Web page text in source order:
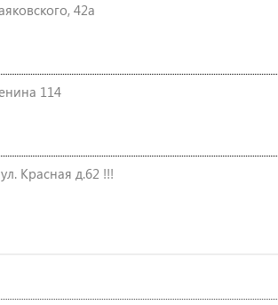
42а
114
Красная д.62 !!!